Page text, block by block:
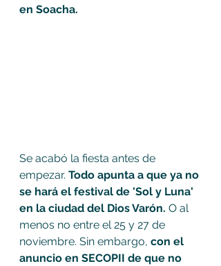
en Soacha.
Se acabó la fiesta antes de
empezar. Todo apunta a que ya no
se hará el festival de 'Sol y Luna'
en la ciudad del Dios Varón. O al
menos no entre el 25 y 27 de
noviembre. Sin embargo, con el
anuncio en SECOPII de que no